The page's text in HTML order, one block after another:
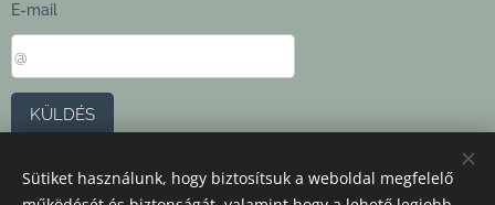
E-mail
KÜLDÉS
Sütiket használunk, hogy biztosítsuk a weboldal megfelelő